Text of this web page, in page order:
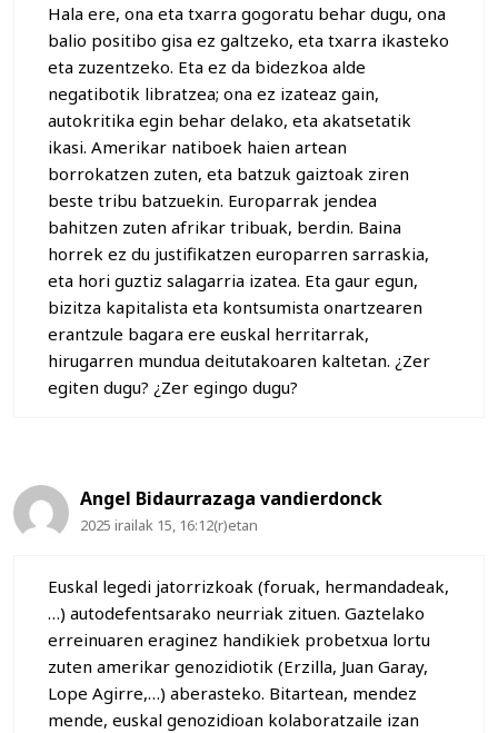
Hala ere, ona eta txarra gogoratu behar dugu, ona
balio positibo gisa ez galtzeko, eta txarra ikasteko
eta zuzentzeko. Eta ez da bidezkoa alde
negatibotik libratzea; ona ez izateaz gain,
autokritika egin behar delako, eta akatsetatik
ikasi. Amerikar natiboek haien artean
borrokatzen zuten, eta batzuk gaiztoak ziren
beste tribu batzuekin. Europarrak jendea
bahitzen zuten afrikar tribuak, berdin. Baina
horrek ez du justifikatzen europarren sarraskia,
eta hori guztiz salagarria izatea. Eta gaur egun,
bizitza kapitalista eta kontsumista onartzearen
erantzule bagara ere euskal herritarrak,
hirugarren mundua deitutakoaren kaltetan. ¿Zer
egiten dugu? ¿Zer egingo dugu?
Angel Bidaurrazaga vandierdonck
2025 irailak 15, 16:12(r)etan
Euskal legedi jatorrizkoak (foruak, hermandadeak,
…) autodefentsarako neurriak zituen. Gaztelako
erreinuaren eraginez handikiek probetxua lortu
zuten amerikar genozidiotik (Erzilla, Juan Garay,
Lope Agirre,…) aberasteko. Bitartean, mendez
mende, euskal genozidioan kolaboratzaile izan